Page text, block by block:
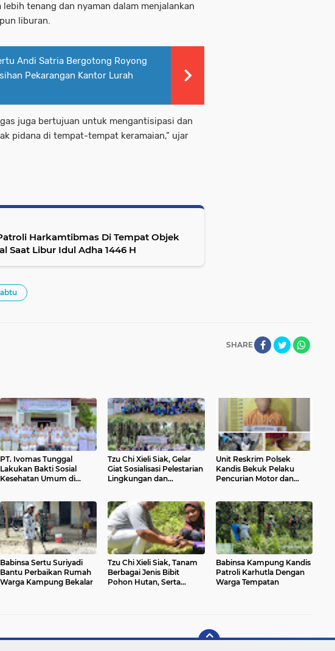
tenang dan nyaman dalam menjalankan
liburan.
Andi Satria Bergotong Royong
Pekarangan Kantor Lurah
juga bertujuan untuk mengantisipasi dan
pidana di tempat-tempat keramaian,” ujar
Harkamtibmas Di Tempat Objek
Saat Libur Idul Adha 1446 H
SHARE
‎PT. Ivomas Tunggal
Lakukan Bakti Sosial
Kesehatan Umum di
‎Tzu Chi Xieli Siak, Gelar
Giat Sosialisasi Pelestarian
Lingkungan dan
Unit Reskrim Polsek
Kandis Bekuk Pelaku
Pencurian Motor dan
Babinsa Sertu Suriyadi
Bantu Perbaikan Rumah
Warga Kampung Bekalar
Tzu Chi Xieli Siak, Tanam
Berbagai Jenis Bibit
Pohon Hutan, Serta
Babinsa Kampung Kandis
Patroli Karhutla Dengan
Warga Tempatan